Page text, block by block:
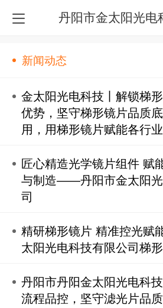
新闻动态
金太阳光电科技丨解锁梯
优势，坚守梯形镜片品质
用，用梯形镜片赋能各行
匠心精造光学镜片组件 赋
与制造——丹阳市金太阳光
司
精研梯形镜片 精准控光
太阳光电科技有限公司梯
丹阳市丹阳金太阳光电科
流程品控，坚守滤光片品